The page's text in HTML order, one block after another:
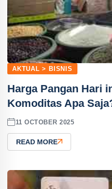
AKTUAL > BISNIS
Harga Pangan Hari
Komoditas Apa
11 OCTOBER 2025
READ MORE